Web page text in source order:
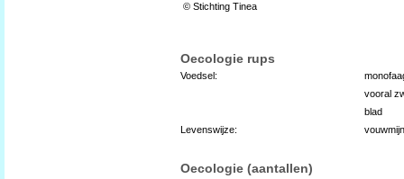
© Stichting Tinea
Oecologie rups
Voedsel:
vooral
blad
Levenswijze:
vouwmijn
Oecologie (aantallen)